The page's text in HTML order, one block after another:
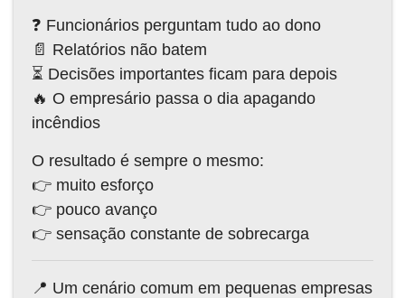
❓ Funcionários perguntam tudo ao dono
📄 Relatórios não batem
⏳ Decisões importantes ficam para depois
🔥 O empresário passa o dia apagando
incêndios
O resultado é sempre o mesmo:
👉 muito esforço
👉 pouco avanço
👉 sensação constante de sobrecarga
📍 Um cenário comum em pequenas empresas